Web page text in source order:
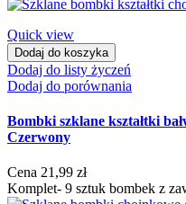
Quick view
Dodaj do koszyka
Dodaj do listy życzeń
Dodaj do porównania
Bombki szklane kształtki
Czerwony
Cena 21,99 zł
Komplet- 9 sztuk bombek z